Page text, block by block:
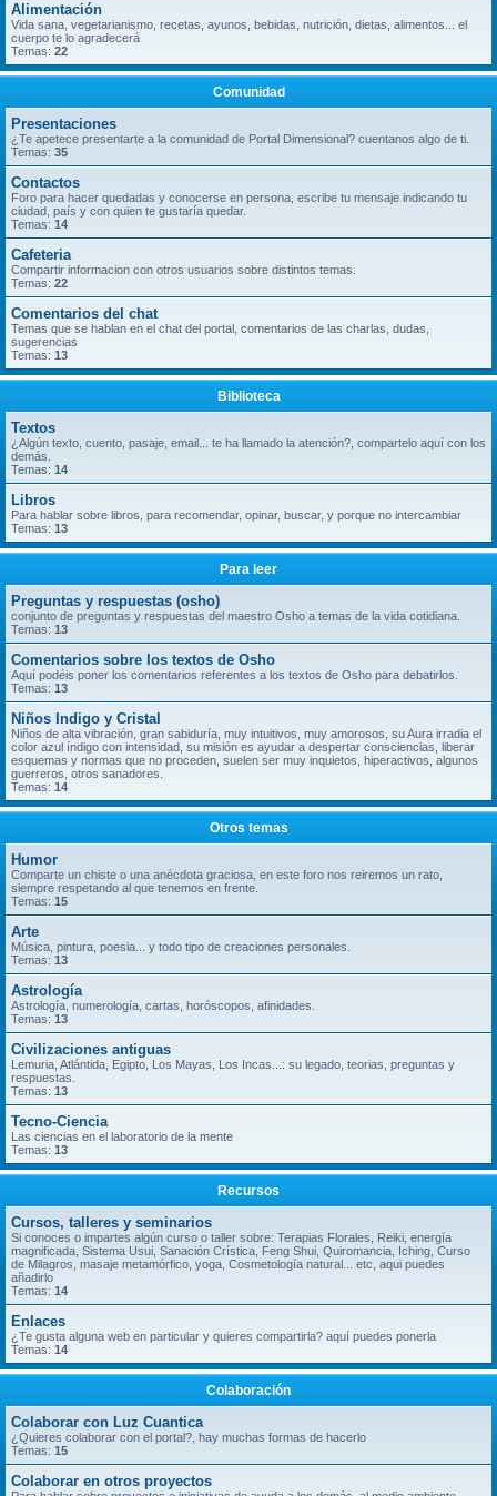
Alimentación
Vida sana, vegetarianismo, recetas, ayunos, bebidas, nutrición, dietas, alimentos... el
cuerpo te lo agradecerá
Temas: 22
Comunidad
Presentaciones
¿Te apetece presentarte a la comunidad de Portal Dimensional? cuentanos algo de ti.
Temas: 35
Contactos
Foro para hacer quedadas y conocerse en persona, escribe tu mensaje indicando tu
ciudad, país y con quien te gustaría quedar.
Temas: 14
Cafeteria
Compartir informacion con otros usuarios sobre distintos temas.
Temas: 22
Comentarios del chat
Temas que se hablan en el chat del portal, comentarios de las charlas, dudas,
sugerencias
Temas: 13
Biblioteca
Textos
¿Algún texto, cuento, pasaje, email... te ha llamado la atención?, compartelo aquí con los
demás.
Temas: 14
Libros
Para hablar sobre libros, para recomendar, opinar, buscar, y porque no intercambiar
Temas: 13
Para leer
Preguntas y respuestas (osho)
conjunto de preguntas y respuestas del maestro Osho a temas de la vida cotidiana.
Temas: 13
Comentarios sobre los textos de Osho
Aquí podéis poner los comentarios referentes a los textos de Osho para debatirlos.
Temas: 13
Niños Indigo y Cristal
Niños de alta vibración, gran sabiduría, muy intuitivos, muy amorosos, su Aura irradia el
color azul índigo con intensidad, su misión es ayudar a despertar consciencias, liberar
esquemas y normas que no proceden, suelen ser muy inquietos, hiperactivos, algunos
guerreros, otros sanadores.
Temas: 14
Otros temas
Humor
Comparte un chiste o una anécdota graciosa, en este foro nos reiremos un rato,
siempre respetando al que tenemos en frente.
Temas: 15
Arte
Música, pintura, poesia... y todo tipo de creaciones personales.
Temas: 13
Astrología
Astrología, numerología, cartas, horóscopos, afinidades.
Temas: 13
Civilizaciones antiguas
Lemuria, Atlántida, Egipto, Los Mayas, Los Incas...: su legado, teorias, preguntas y
respuestas.
Temas: 13
Tecno-Ciencia
Las ciencias en el laboratorio de la mente
Temas: 13
Recursos
Cursos, talleres y seminarios
Si conoces o impartes algún curso o taller sobre: Terapias Florales, Reiki, energía
magnificada, Sistema Usui, Sanación Crística, Feng Shui, Quiromancia, Iching, Curso
de Milagros, masaje metamórfico, yoga, Cosmetología natural... etc, aqui puedes
añadirlo
Temas: 14
Enlaces
¿Te gusta alguna web en particular y quieres compartirla? aquí puedes ponerla
Temas: 14
Colaboración
Colaborar con Luz Cuantica
¿Quieres colaborar con el portal?, hay muchas formas de hacerlo
Temas: 15
Colaborar en otros proyectos